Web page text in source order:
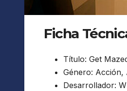
Ficha
Título: Get
Género: Acción,
Desarrollador: